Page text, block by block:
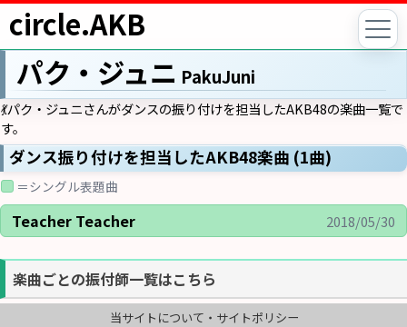
circle.AKB
パク・ジュニ PakuJuni
💃パク・ジュニさんがダンスの振り付けを担当したAKB48の楽曲一覧で
す。
ダンス振り付けを担当したAKB48楽曲 (1曲)
＝シングル表題曲
Teacher Teacher 2018/05/30
楽曲ごとの振付師一覧はこちら
当サイトについて・サイトポリシー